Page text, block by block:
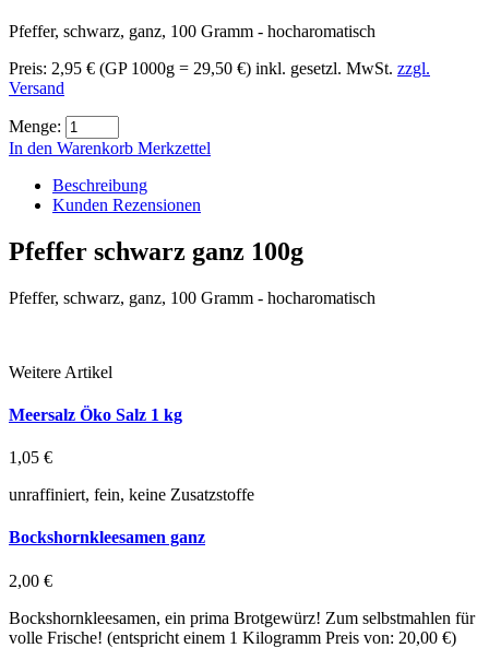
Pfeffer, schwarz, ganz, 100 Gramm - hocharomatisch
Preis: 2,95 € (GP 1000g = 29,50 €) inkl. gesetzl. MwSt. zzgl.
Versand
Menge:
In den Warenkorb Merkzettel
Beschreibung
Kunden Rezensionen
Pfeffer schwarz ganz 100g
Pfeffer, schwarz, ganz, 100 Gramm - hocharomatisch
Weitere Artikel
Meersalz Öko Salz 1 kg
1,05 €
unraffiniert, fein, keine Zusatzstoffe
Bockshornkleesamen ganz
2,00 €
Bockshornkleesamen, ein prima Brotgewürz! Zum selbstmahlen für
volle Frische! (entspricht einem 1 Kilogramm Preis von: 20,00 €)